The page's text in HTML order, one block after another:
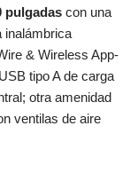
pulgadas con una
inalámbrica
& Wireless App-
tipo A de carga
otra amenidad
ventilas de aire